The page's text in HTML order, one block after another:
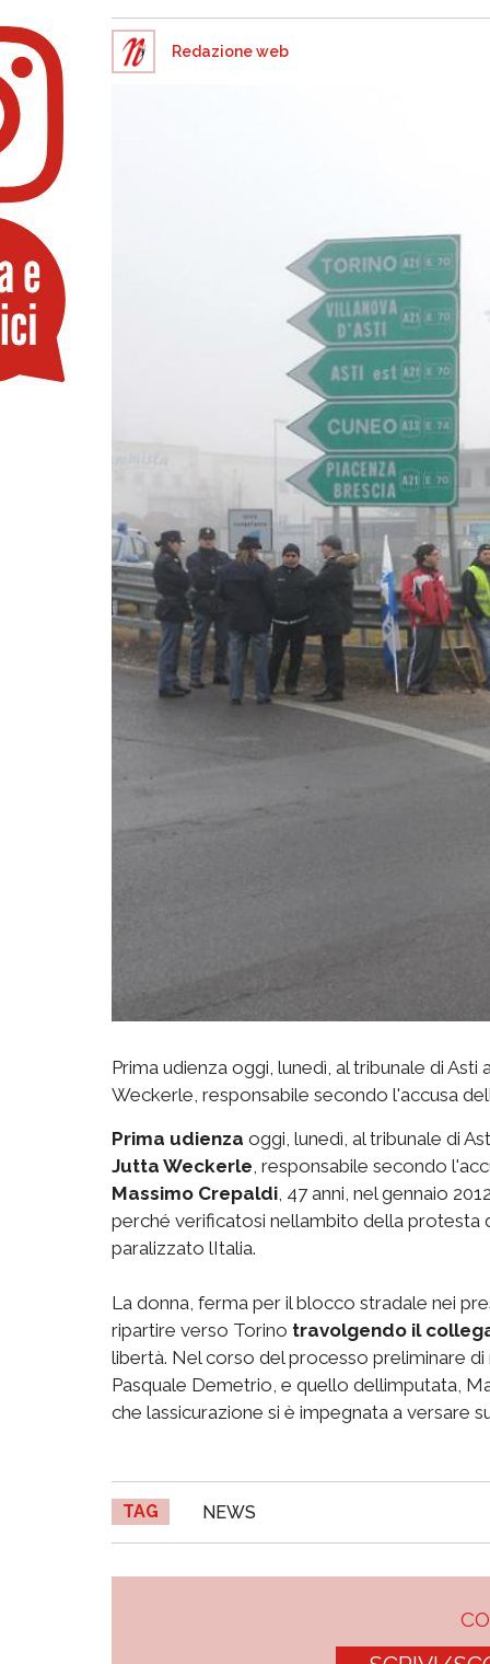
Redazione web
Prima udienza oggi, lunedì, al tribunale di
Weckerle, responsabile secondo l'accusa
Prima udienza oggi, lunedì, al tribunale di
Jutta Weckerle , responsabile secondo
Massimo Crepaldi , 47 anni, nel gennaio
perché verificatosi nellambito della
paralizzato lItalia.
La donna, ferma per il blocco stradale nei
ripartire verso Torino travolgendo il
libertà. Nel corso del processo preliminare
Pasquale Demetrio, e quello dellimputata,
che lassicurazione si è impegnata a versare
TAG NEWS